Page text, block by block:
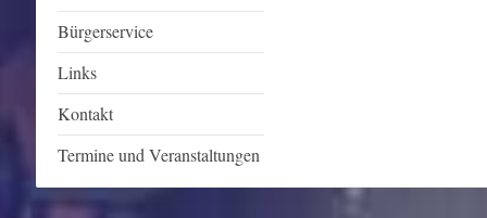
Bürgerservice
Links
Kontakt
Termine und Veranstaltungen